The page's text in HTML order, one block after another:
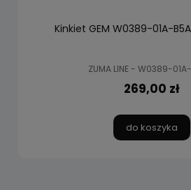
Kinkiet GEM W0389-01A-
ZUMA LINE - W0389-
269,00 zł
do koszyka